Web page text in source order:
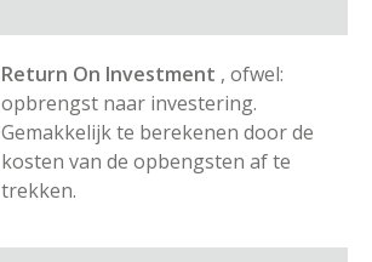
Return On Investment , ofwel:
opbrengst naar investering.
Gemakkelijk te berekenen door de
kosten van de opbengsten af te
trekken.